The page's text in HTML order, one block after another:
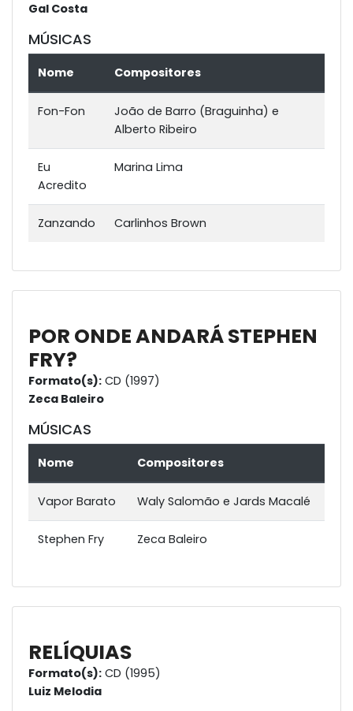
Gal Costa
MÚSICAS
Nome Compositores
Fon-Fon
João de Barro (Braguinha) e
Alberto Ribeiro
Eu
Acredito
Marina Lima
Zanzando Carlinhos Brown
POR ONDE ANDARÁ STEPHEN
FRY?
Formato(s): CD (1997)
Zeca Baleiro
MÚSICAS
Nome Compositores
Vapor Barato Waly Salomão e Jards Macalé
Stephen Fry Zeca Baleiro
RELÍQUIAS
Formato(s): CD (1995)
Luiz Melodia